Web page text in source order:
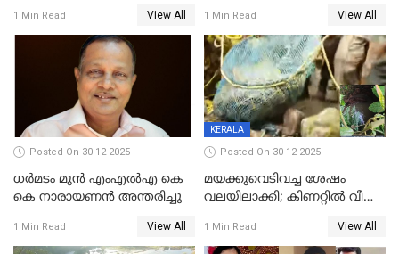
പിടികൂടി പൊലീസ്
1 Min Read View All
സെന്ററിലെ അധ്യാപകന്‍
മർദിച്ചതായി പരാതി
1 Min Read View All
Posted On 30-12-2025
ധർമടം മുൻ എംഎല്‍എ കെ
കെ നാരായണന്‍ അന്തരിച്ചു
1 Min Read View All
KERALA
Posted On 30-12-2025
മയക്കുവെടിവച്ച ശേഷം
വലയിലാക്കി; കിണറ്റിൽ വീണ
1 Min Read View All